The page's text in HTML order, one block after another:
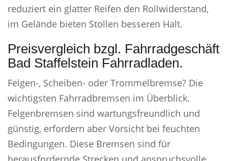
reduziert ein glatter Reifen den Rollwiderstand,
im Gelände bieten Stollen besseren Halt.
Preisvergleich bzgl. Fahrradgeschäft
Bad Staffelstein Fahrradladen.
Felgen-, Scheiben- oder Trommelbremse? Die
wichtigsten Fahrradbremsen im Überblick.
Felgenbremsen sind wartungsfreundlich und
günstig, erfordern aber Vorsicht bei feuchten
Bedingungen. Diese Bremsen sind für